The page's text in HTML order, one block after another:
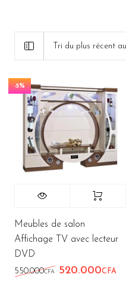
Tri du plus récent
-5%
Meubles de salon
Affichage TV avec lecteur
DVD
550.000CFA Le prix initial
520.000CFA